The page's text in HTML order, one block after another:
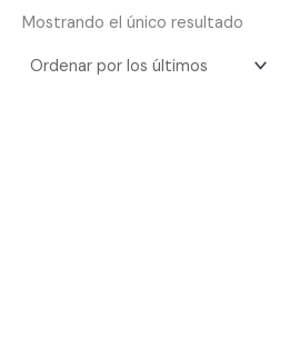
Mostrando el único resultado